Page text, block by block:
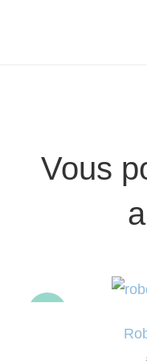
Vous